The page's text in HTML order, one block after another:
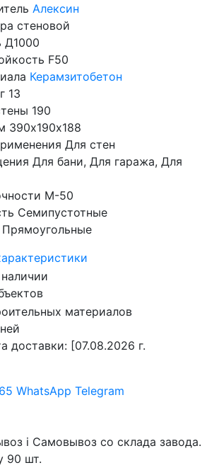
Алексин
стеновой
Д1000
F50
Керамзитобетон
13
190
390х190х188
Для стен
Для бани, Для гаража, Для
М-50
Семипустотные
Прямоугольные
доставки: [07.08.2026 г.
WhatsApp Telegram
i Самовывоз со склада завода.
90 шт.